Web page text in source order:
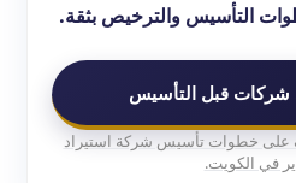
التأسيس والترخيص بثقة.
قبل التأسيس
على خطوات تأسيس شركة استيراد
في الكويت.